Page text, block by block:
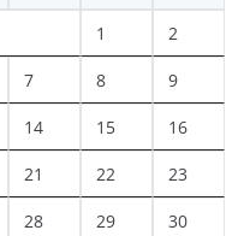
1 2
7 8 9
14 15 16
21 22 23
28 29 30